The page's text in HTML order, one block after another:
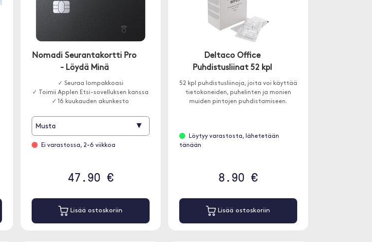
Nomadi Seurantakortti Pro
- Löydä Minä
✓ Seuraa lompakkoasi
✓ Toimii Applen Etsi-sovelluksen kanssa
✓ 16 kuukauden akunkesto
Musta ▾
Ei varastossa, 2-6 viikkoa
47.90 €
Lisää ostoskoriin
Deltaco Office
Puhdistusliinat 52 kpl
52 kpl puhdistusliinoja, joita voi käyttää
tietokoneiden, puhelinten ja monien
muiden pintojen puhdistamiseen.
Löytyy varastosta, lähetetään
tänään
8.90 €
Lisää ostoskoriin